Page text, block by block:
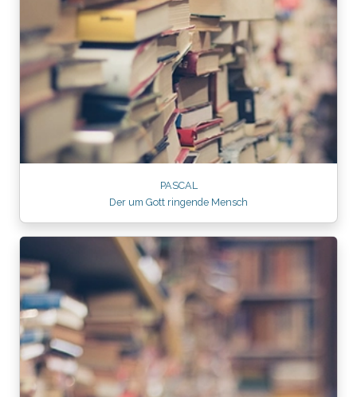
PASCAL
Der um Gott ringende Mensch